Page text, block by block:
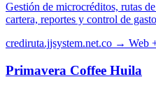
Gestión de microcréditos, rutas
cartera, reportes y control de
crediruta.jjsystem.net.co → Web
Primavera Coffee Huila